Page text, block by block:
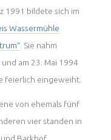
1991 bildete sich im
Wassermühle
. Sie nahm
am 23. Mai 1994
feierlich eingeweiht.
von ehemals fünf
vier standen in